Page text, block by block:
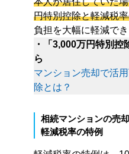
円特別控除と軽減税
負担を大幅に軽減で
・「3,000万円特別
ら
マンション売却で活
除とは？
相続マンションの売
軽減税率の特例